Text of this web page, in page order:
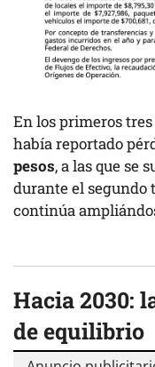
En los primeros
había reportado
pesos, a las que se
durante el segundo
continúa
Hacia 2030:
de equilibrio